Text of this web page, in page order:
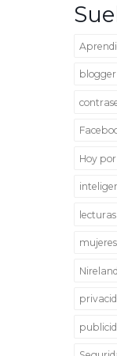
blogger
Hoy
mujeres